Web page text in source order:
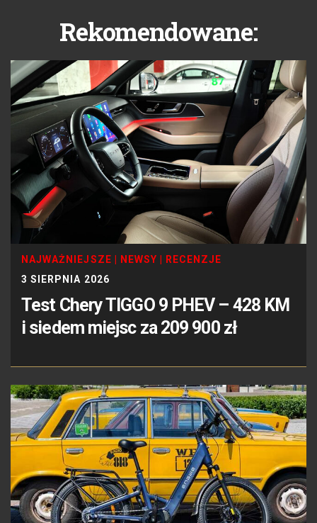
Rekomendowane:
NAJWAŻNIEJSZE NEWSY
RECENZJE
3 SIERPNIA 2026
Test Chery TIGGO 9 PHEV – 428 KM
i siedem miejsc za 209 900 zł